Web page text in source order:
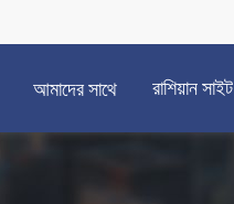
আমাদের সাথে রাশিয়ান সাইট